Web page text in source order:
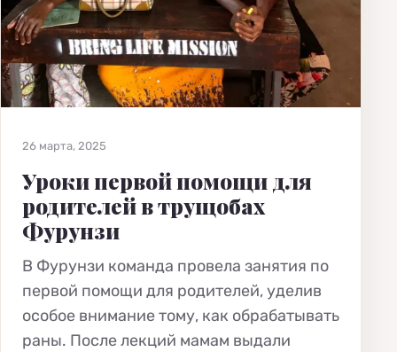
26 марта, 2025
Уроки первой помощи для
родителей в трущобах
Фурунзи
В Фурунзи команда провела занятия по
первой помощи для родителей, уделив
особое внимание тому, как обрабатывать
раны. После лекций мамам выдали